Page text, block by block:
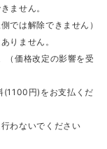
ません。
では解除できません）
りません。
価格改定の影響を受
円)をお支払くだ
わないでください